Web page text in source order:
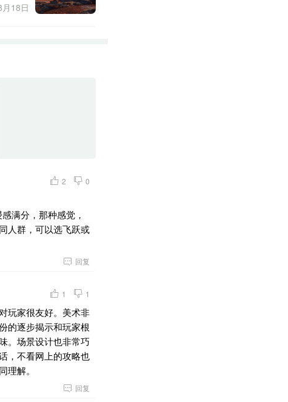
18日
2 0
满分，那种感觉，
人群，可以选飞跃或
 回复
1 1
玩家很友好。美术非
的逐步揭示和玩家根
。场景设计也非常巧
，不看网上的攻略也
解。
 回复